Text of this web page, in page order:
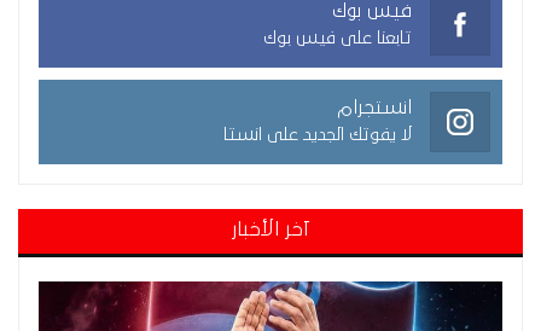
فيس بوك
تابعنا على فيس بوك
انستجرام
لا يفوتك الجديد على انستا
آخر الأخبار